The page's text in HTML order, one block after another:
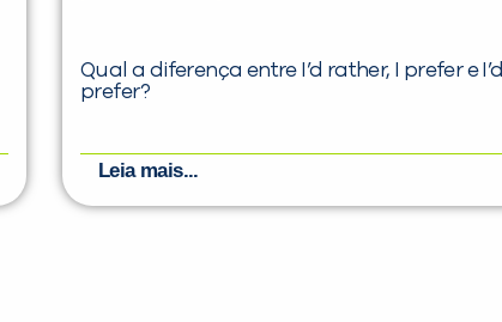
Qual a diferença entre I’d rather, I prefer e I’d
prefer?
Leia mais...